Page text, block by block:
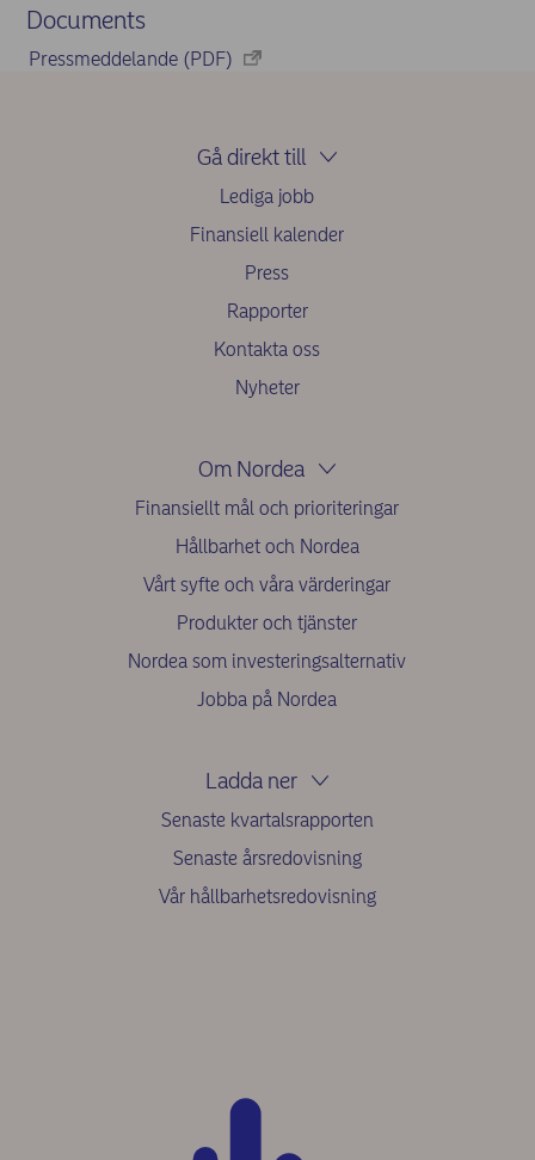
Documents
Pressmeddelande (PDF)
Gå direkt till
Lediga jobb
Finansiell kalender
Press
Rapporter
Kontakta oss
Nyheter
Om Nordea
Finansiellt mål och prioriteringar
Hållbarhet och Nordea
Vårt syfte och våra värderingar
Produkter och tjänster
Nordea som investeringsalternativ
Jobba på Nordea
Ladda ner
Senaste kvartalsrapporten
Senaste årsredovisning
Vår hållbarhetsredovisning